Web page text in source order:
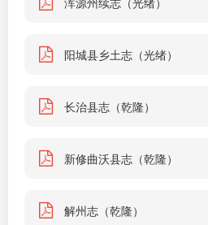
阳城县乡土志（光绪）
长治县志（乾隆）
新修曲沃县志（乾隆）
解州志（乾隆）